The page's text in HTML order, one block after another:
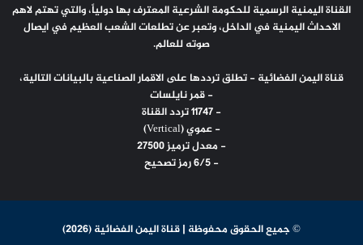
القناة اليمنية الرسمية للحكومة الشرعية المعترف بها دولياً، والتي تهتم لاهم
الاحداث اليمنية في الداخل، وتعبر عن تطلعات الشعب العظيم في ايصال
صوته للعالم.
قناة اليمن الفضائية - تطلق ترددها على الاقمار الصناعية بالبيانات التالية،
- قمر نايلسات
- 11747 تردد القناة
- عموي (Vertical)
- معدل ترميز 27500
- 6/5 رمز تصحيح
© جميع الحقوق محفوظة | قناة اليمن الفضائية (2026)